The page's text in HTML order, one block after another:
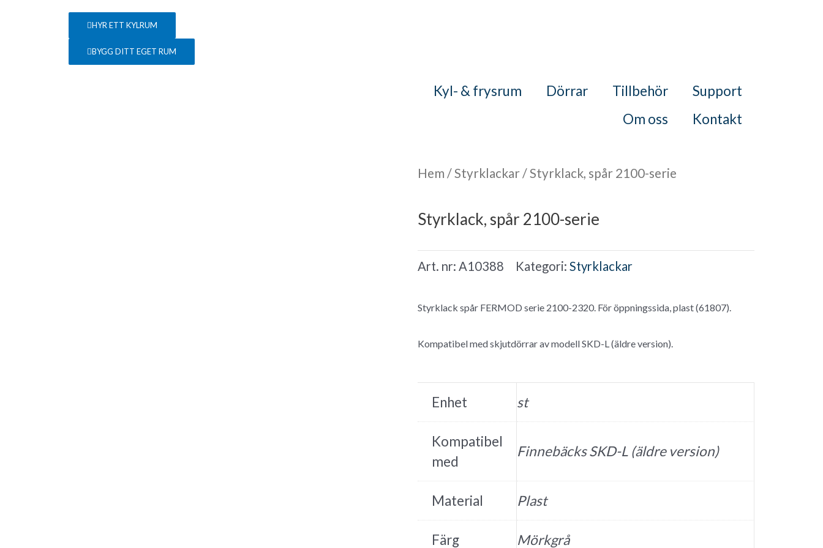
HYR ETT KYLRUM
BYGG DITT EGET RUM
Kyl- & frysrum Dörrar Tillbehör
Support
Om oss
Kontakt
Hem /Styrklackar/ Styrklack, spår 2100-serie
Styrklack, spår 2100-serie
Art. nr: A10388 Kategori: Styrklackar
Styrklack spår FERMOD serie 2100-2320. För öppningssida, plast (61807).
Kompatibel med skjutdörrar av modell SKD-L (äldre version).
Enhet st
Kompatibel
med
Finnebäcks SKD-L (äldre version)
Material Plast
Färg Mörkgrå